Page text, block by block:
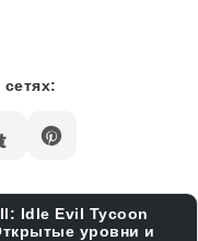
Idle Evil Tycoon
уровни и